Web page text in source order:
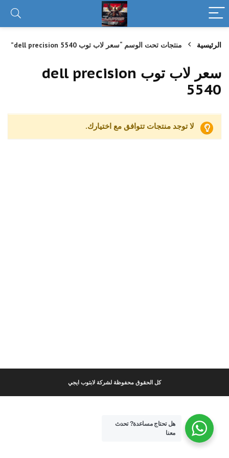
الرئيسية منتجات تحت الوسم “سعر لاب توب dell precision 5540”
سعر لاب توب dell precision
5540
لا توجد منتجات تتوافق مع اختيارك.
كل الحقوق محفوظة لشركة لابتوب ايجي
هل تحتاج مساعدة?تحدث
معنا